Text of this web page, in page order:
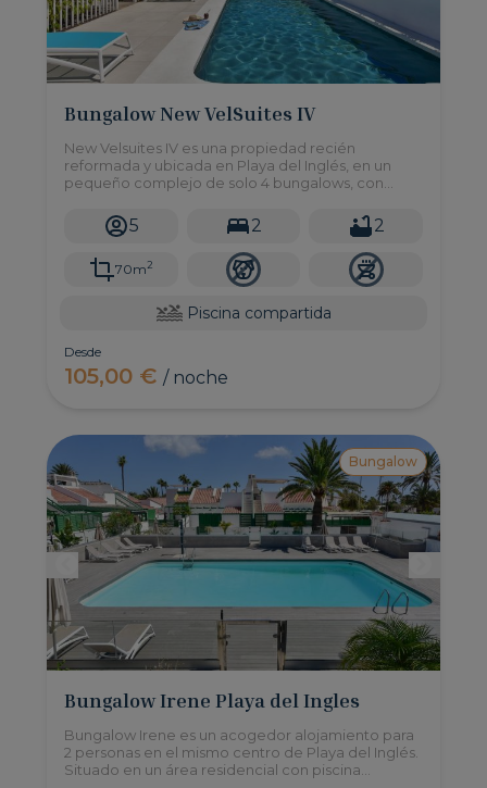
Bungalow New VelSuites IV
New Velsuites IV es una propiedad recién
reformada y ubicada en Playa del Inglés, en un
pequeño complejo de solo 4 bungalows, con
con capacidad para hasta 5 personas.
5 2 2
70m2
Piscina compartida
Desde
105,00 €/ noche
Bungalow
Bungalow Irene Playa del Ingles
Bungalow Irene es un acogedor alojamiento para
2 personas en el mismo centro de Playa del Inglés.
Situado en un área residencial con piscina